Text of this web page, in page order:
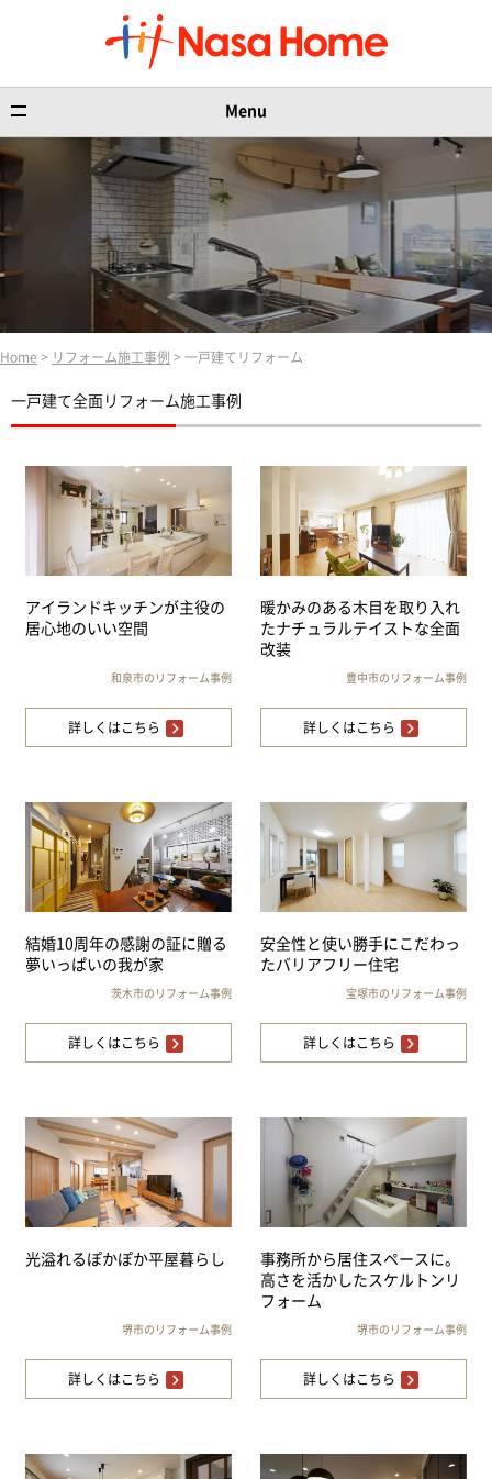
Menu
Home > リフォーム施工事例 > 一戸建てリフォーム
一戸建て全面リフォーム施工事例
アイランドキッチンが主役の
居心地のいい空間
和泉市のリフォーム事例
詳しくはこちら
暖かみのある木目を取り入れ
たナチュラルテイストな全面
改装
豊中市のリフォーム事例
詳しくはこちら
結婚10周年の感謝の証に贈る
夢いっぱいの我が家
茨木市のリフォーム事例
詳しくはこちら
安全性と使い勝手にこだわっ
たバリアフリー住宅
宝塚市のリフォーム事例
詳しくはこちら
光溢れるぽかぽか平屋暮らし
堺市のリフォーム事例
詳しくはこちら
事務所から居住スペースに。
高さを活かしたスケルトンリ
フォーム
堺市のリフォーム事例
詳しくはこちら